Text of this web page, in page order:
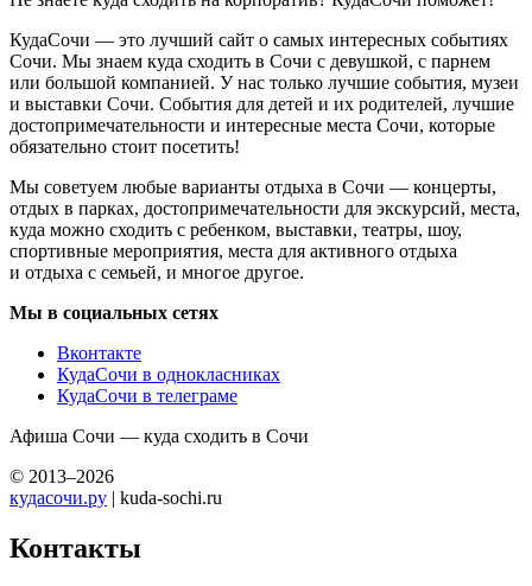
КудаСочи — это лучший сайт о самых интересных событиях
Сочи. Мы знаем куда сходить в Сочи с девушкой, с парнем
или большой компанией. У нас только лучшие события, музеи
и выставки Сочи. События для детей и их родителей, лучшие
достопримечательности и интересные места Сочи, которые
обязательно стоит посетить!
Мы советуем любые варианты отдыха в Сочи — концерты,
отдых в парках, достопримечательности для экскурсий, места,
куда можно сходить с ребенком, выставки, театры, шоу,
спортивные мероприятия, места для активного отдыха
и отдыха с семьей, и многое другое.
Мы в социальных сетях
Вконтакте
КудаСочи в однокласниках
КудаСочи в телеграме
Афиша Сочи — куда сходить в Сочи
© 2013–2026
кудасочи.ру | kuda-sochi.ru
Контакты